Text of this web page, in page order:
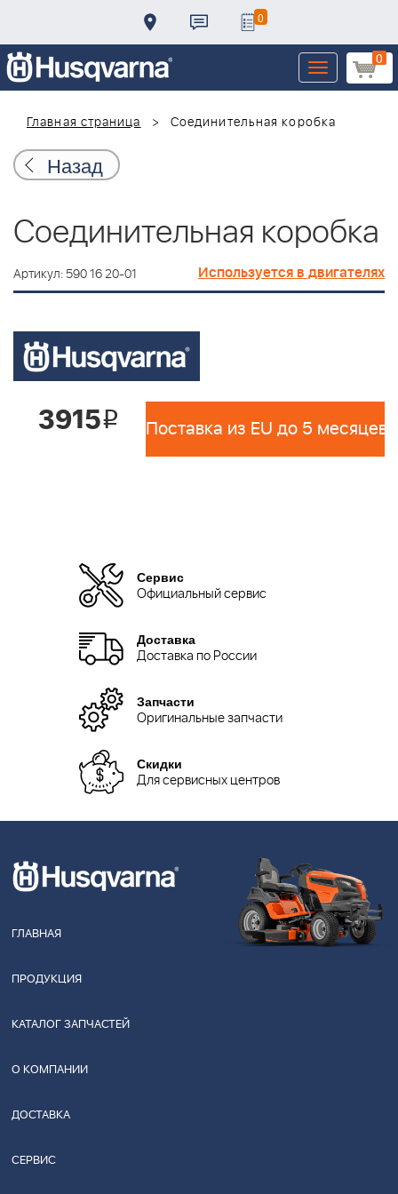
0
0
Toggle
navigation
Главная страница
Соединительная коробка
Назад
Соединительная коробка
Артикул: 590 16 20-01 Используется в двигателях
3915i Поставка из EU до 5 месяцев
Сервис
Официальный сервис
Доставка
Доставка по России
Запчасти
Оригинальные запчасти
Скидки
Для сервисных центров
ГЛАВНАЯ
ПРОДУКЦИЯ
КАТАЛОГ ЗАПЧАСТЕЙ
О КОМПАНИИ
ДОСТАВКА
СЕРВИС